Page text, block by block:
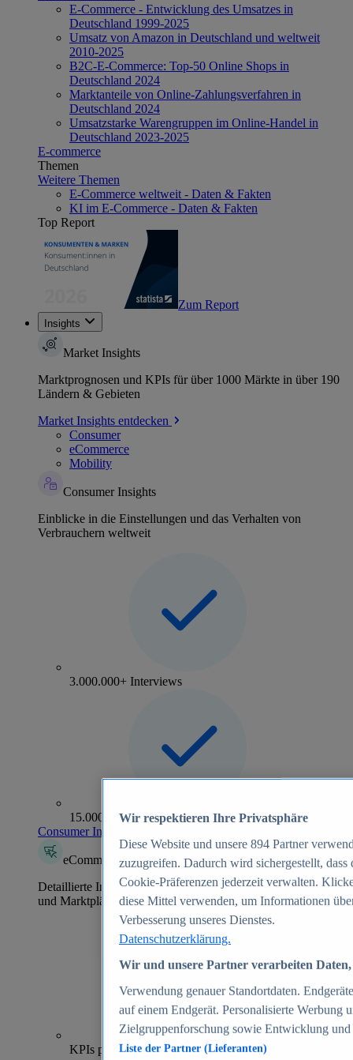
E-Commerce - Entwicklung des Umsatzes in
Deutschland 1999-2025
Umsatz von Amazon in Deutschland und weltweit
2010-2025
B2C-E-Commerce: Top-50 Online Shops in
Deutschland 2024
Marktanteile von Online-Zahlungsverfahren in
Deutschland 2024
Umsatzstarke Warengruppen im Online-Handel in
Deutschland 2023-2025
E-commerce
Themen
Weitere Themen
E-Commerce weltweit - Daten & Fakten
KI im E-Commerce - Daten & Fakten
Top Report
Zum Report
Insights
Market Insights
Marktprognosen und KPIs für über 1000 Märkte in über 190
Ländern & Gebieten
Market Insights entdecken
Consumer
eCommerce
Mobility
Consumer Insights
Einblicke in die Einstellungen und das Verhalten von
Verbrauchern weltweit
3.000.000+ Interviews
15.000+ Marken
Consumer Insights entdecken
eCommerce Insights
Detaillierte Informationen zu mehr als 39.000 Online-Shops
und Marktplätzen
70+
KPIs pro Shop
Wir respektieren Ihre Privatsphäre
Diese Website und unsere 894 Partner
zuzugreifen. Dadurch wird sichergestellt,
Cookie-Präferenzen jederzeit verwalten.
diese Mittel verwenden, um Informationen
Verbesserung unseres Dienstes.
Datenschutzerklärung.
Wir und unsere Partner verarbeiten
Verwendung genauer Standortdaten.
auf einem Endgerät. Personalisierte Werbung
Zielgruppenforschung sowie Entwicklung
Liste der Partner (Lieferanten)